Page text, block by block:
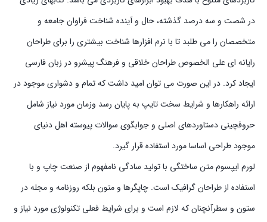
در شصت و سه درصد گذشته، حال و آینده شناخت فراوان جامعه و
متخصصان را می طلبد تا با نرم افزارها شناخت بیشتری را برای طراحان
رایانه ای علی الخصوص طراحان خلاقی و فرهنگ پیشرو در زبان فارسی
ایجاد کرد. در این صورت می توان امید داشت که تمام و دشواری موجود در
ارائه راهکارها و شرایط سخت تایپ به پایان رسد وزمان مورد نیاز شامل
حروفچینی دستاوردهای اصلی و جوابگوی سوالات پیوسته اهل دنیای
موجود طراحی اساسا مورد استفاده قرار گیرد.
لورم ایپسوم متن ساختگی با تولید سادگی نامفهوم از صنعت چاپ و با
استفاده از طراحان گرافیک است. چاپگرها و متون بلکه روزنامه و مجله در
ستون و سطرآنچنان که لازم است و برای شرایط فعلی تکنولوژی مورد نیاز و